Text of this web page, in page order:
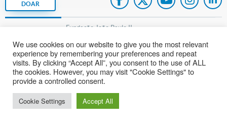
DOAR
Fundação João Paulo II
Pedido de Oração
Mapa do site
cancaonova.com© 2002 – 2026Todos os direitos reservados.
We use cookies on our website to give you the most relevant
experience by remembering your preferences and repeat
visits. By clicking “Accept All”, you consent to the use of ALL
the cookies. However, you may visit "Cookie Settings" to
provide a controlled consent.
Cookie Settings Accept All